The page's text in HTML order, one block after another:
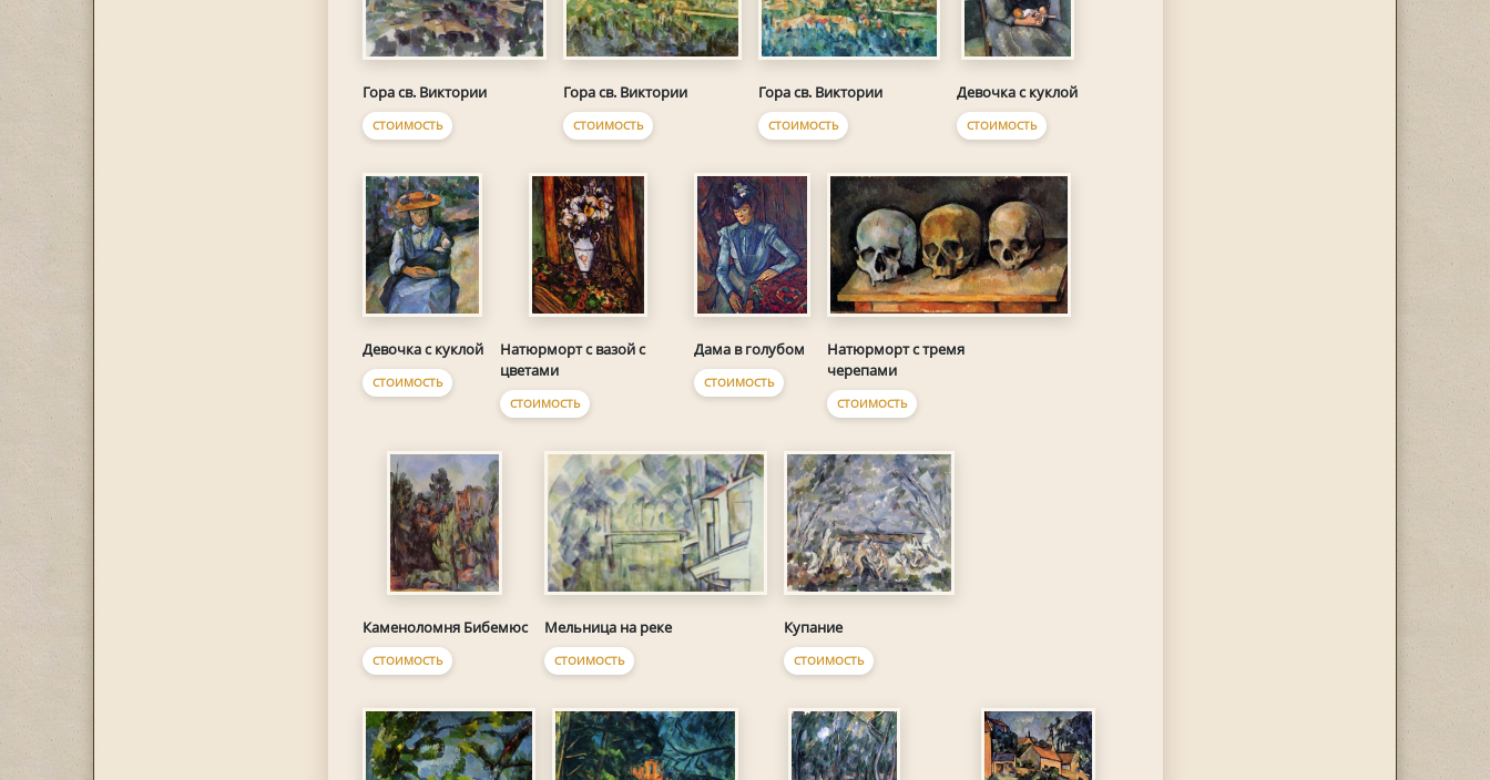
Гора св. Виктории
СТОИМОСТЬ
Гора св. Виктории
СТОИМОСТЬ
Гора св. Виктории
СТОИМОСТЬ
Девочка с куклой
СТОИМОСТЬ
Девочка с куклой
СТОИМОСТЬ
Натюрморт с вазой с
цветами
СТОИМОСТЬ
Дама в голубом
СТОИМОСТЬ
Натюрморт с тремя
черепами
СТОИМОСТЬ
Каменоломня Бибемюс
СТОИМОСТЬ
Мельница на реке
СТОИМОСТЬ
Купание
СТОИМОСТЬ